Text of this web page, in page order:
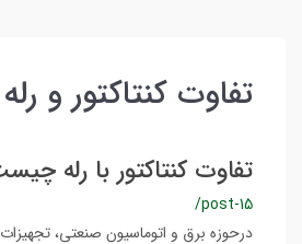
تفاوت کنتاکتور و رله
تفاوت کنتاکتور با رله
/post-15
درحوزه برق و اتوماسیون صنعتی،